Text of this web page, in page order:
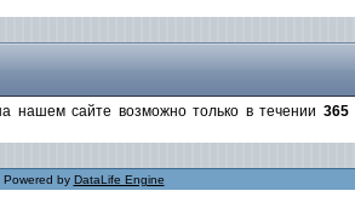
нашем сайте возможно только в течении 365
Powered by DataLife Engine